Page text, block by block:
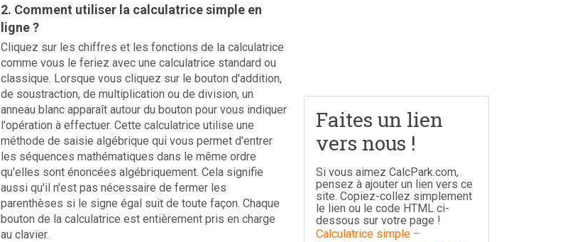
2. Comment utiliser la calculatrice simple en
ligne ?
Cliquez sur les chiffres et les fonctions de la calculatrice
comme vous le feriez avec une calculatrice standard ou
classique. Lorsque vous cliquez sur le bouton d'addition,
de soustraction, de multiplication ou de division, un
anneau blanc apparaît autour du bouton pour vous indiquer
l'opération à effectuer. Cette calculatrice utilise une
méthode de saisie algébrique qui vous permet d'entrer
les séquences mathématiques dans le même ordre
qu'elles sont énoncées algébriquement. Cela signifie
aussi qu'il n'est pas nécessaire de fermer les
parenthèses si le signe égal suit de toute façon. Chaque
bouton de la calculatrice est entièrement pris en charge
au clavier.
Faites un lien
vers nous !
Si vous aimez CalcPark.com,
pensez à ajouter un lien vers ce
site. Copiez-collez simplement
le lien ou le code HTML ci-
dessous sur votre page !
Calculatrice simple –